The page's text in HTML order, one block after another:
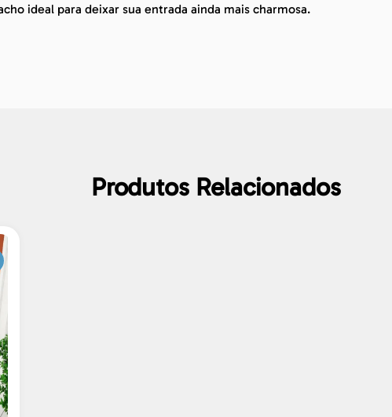
ideal para deixar sua entrada ainda mais charmosa.
Produtos Relacionados